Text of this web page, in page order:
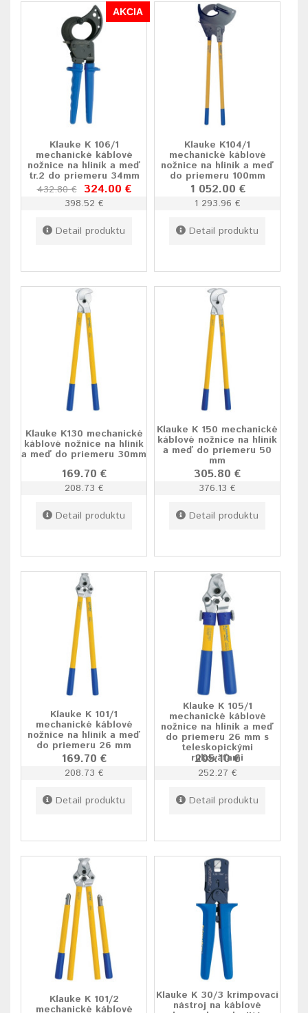
AKCIA
Klauke K 106/1
mechanické káblové
nožnice na hliník a meď
tr.2 do priemeru 34mm
432.80 € 324.00 €
398.52 €
Detail produktu
Klauke K104/1
mechanické káblové
nožnice na hliník a meď
do priemeru 100mm
1 052.00 €
1 293.96 €
Detail produktu
Klauke K130 mechanické
káblové nožnice na hliník
a meď do priemeru 30mm
169.70 €
208.73 €
Detail produktu
Klauke K 150 mechanické
káblové nožnice na hliník
a meď do priemeru 50
mm
305.80 €
376.13 €
Detail produktu
Klauke K 101/1
mechanické káblové
nožnice na hliník a meď
do priemeru 26 mm
169.70 €
208.73 €
Detail produktu
Klauke K 105/1
mechanické káblové
nožnice na hliník a meď
do priemeru 26 mm s
teleskopickými
rukoväťami
205.10 €
252.27 €
Detail produktu
Klauke K 101/2
mechanické káblové
Klauke K 30/3 krimpovací
nástroj na káblové